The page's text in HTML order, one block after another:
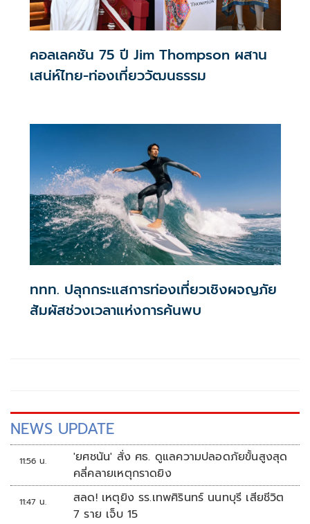
คอลเลคชัน 75 ปี Jim Thompson ผสาน
เสน่ห์ไทย-ท่องเที่ยววัฒนธรรม
ททท. ปลุกกระแสการท่องเที่ยวเชิงผจญภัย
สัมผัสช่วงเวลาแห่งการค้นพบ
NEWS UPDATE
11:56 น.
'ยศชนัน' สั่ง ศธ. ดูแลความปลอดภัยขั้นสูงสุด
คลี่คลายเหตุกราดยิง
11:47 น.
สลด! เหตุยิง รร.เทพศิรินทร์ นนทบุรี เสียชีวิต
7 ราย เจ็บ 15